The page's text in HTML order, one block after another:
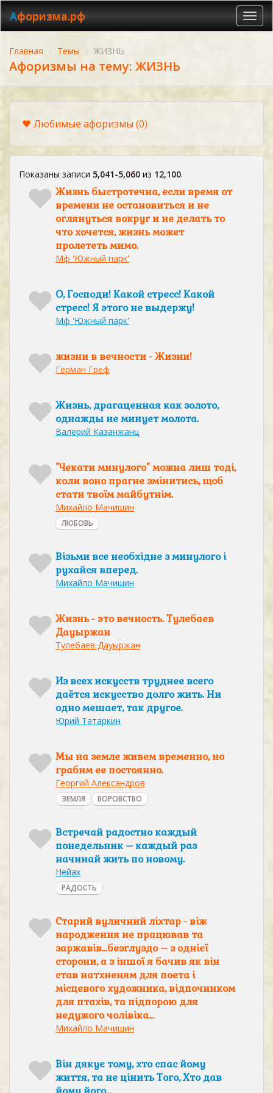
Афоризма.рф
Главная Темы ЖИЗНЬ
Афоризмы на тему: ЖИЗНЬ
Любимые афоризмы (0)
Показаны записи 5,041-5,060 из 12,100.
Жизнь быстротечна, если время от
времени не остановиться и не
оглянуться вокруг и не делать то
что хочется, жизнь может
пролететь мимо.
Мф 'Южный парк'
О, Господи! Какой стресс! Какой
стресс! Я этого не выдержу!
Мф 'Южный парк'
жизни в вечности - Жизни!
Герман Греф
Жизнь, драгаценная как золото,
однажды не минует молота.
Валерий Казанжанц
"Чекати минулого" можна лиш тоді,
коли воно прагне змінитись, щоб
стати твоїм майбутнім.
Михайло Мачишин
ЛЮБОВЬ
Візьми все необхідне з минулого і
рухайся вперед.
Михайло Мачишин
Жизнь - это вечность. Тулебаев
Дауыржан
Тулебаев Дауыржан
Из всех искусств труднее всего
даётся искусство долго жить. Ни
одно мешает, так другое.
Юрий Татаркин
Мы на земле живем временно, но
грабим ее постоянно.
Георгий Александров
ЗЕМЛЯ ВОРОВСТВО
Встречай радостно каждый
понедельник – каждый раз
начинай жить по новому.
Нейах
РАДОСТЬ
Старий вуличний ліхтар - віж
народження не працював та
заржавів…безглуздо – з однієї
сторони, а з іншої я бачив як він
став натхненям для поета і
місцевого художника, відпочинком
для птахів, та підпорою для
недужого чолівіка…
Михайло Мачишин
Він дякує тому, хто спас йому
життя, та не цінить Того, Хто дав